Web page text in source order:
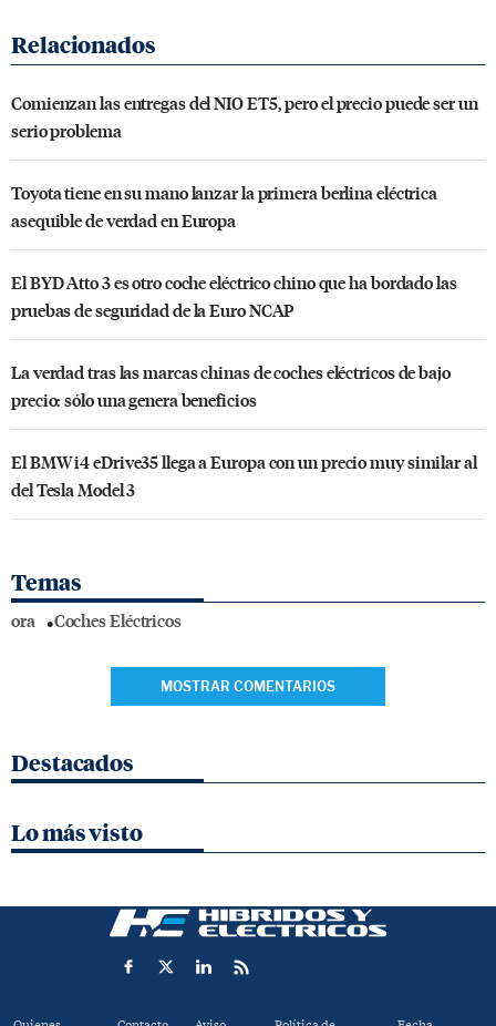
Comienzan las entregas del NIO ET5, pero el precio puede ser un
serio problema
Toyota tiene en su mano lanzar la primera berlina eléctrica
asequible de verdad en Europa
El BYD Atto 3 es otro coche eléctrico chino que ha bordado las
pruebas de seguridad de la Euro NCAP
La verdad tras las marcas chinas de coches eléctricos de bajo
precio: sólo una genera beneficios
El BMW i4 eDrive35 llega a Europa con un precio muy similar al
del Tesla Model 3
Temas
ora Coches Eléctricos
MOSTRAR COMENTARIOS
Destacados
Lo más visto